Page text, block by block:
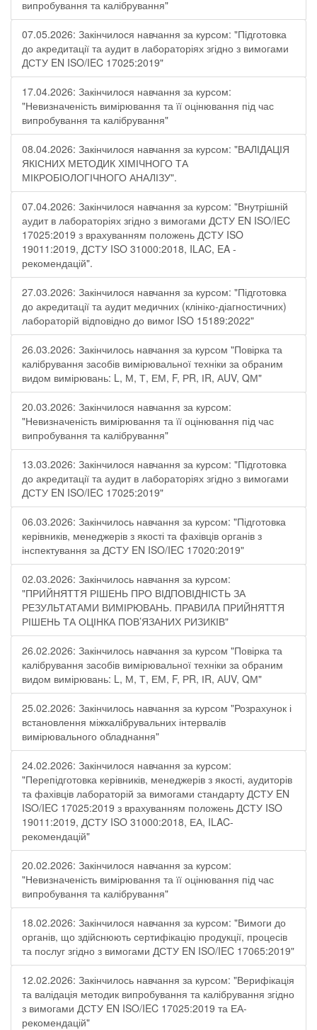
випробування та калібрування"
07.05.2026: Закінчилося навчання за курсом: "Підготовка
до акредитації та аудит в лабораторіях згідно з вимогами
ДСТУ EN ISO/IEC 17025:2019"
17.04.2026: Закінчилося навчання за курсом:
"Невизначеність вимірювання та її оцінювання під час
випробування та калібрування"
08.04.2026: Закінчилося навчання за курсом: "ВАЛІДАЦІЯ
ЯКІСНИХ МЕТОДИК ХІМІЧНОГО ТА
МІКРОБІОЛОГІЧНОГО АНАЛІЗУ".
07.04.2026: Закінчилося навчання за курсом: "Внутрішній
аудит в лабораторіях згідно з вимогами ДСТУ EN ISO/IEC
17025:2019 з врахуванням положень ДСТУ ISO
19011:2019, ДСТУ ISO 31000:2018, ILAC, EA -
рекомендацій".
27.03.2026: Закінчилося навчання за курсом: "Підготовка
до акредитації та аудит медичних (клініко-діагностичних)
лабораторій відповідно до вимог ISO 15189:2022"
26.03.2026: Закінчилось навчання за курсом "Повірка та
калібрування засобів вимірювальної техніки за обраним
видом вимірювань: L, М, Т, ЕМ, F, РR, ІR, АUV, QМ"
20.03.2026: Закінчилося навчання за курсом:
"Невизначеність вимірювання та її оцінювання під час
випробування та калібрування"
13.03.2026: Закінчилося навчання за курсом: "Підготовка
до акредитації та аудит в лабораторіях згідно з вимогами
ДСТУ EN ISO/IEC 17025:2019"
06.03.2026: Закінчилось навчання за курсом: "Підготовка
керівників, менеджерів з якості та фахівців органів з
інспектування за ДСТУ EN ISO/IEC 17020:2019"
02.03.2026: Закінчилось навчання за курсом:
"ПРИЙНЯТТЯ РІШЕНЬ ПРО ВІДПОВІДНІСТЬ ЗА
РЕЗУЛЬТАТАМИ ВИМІРЮВАНЬ. ПРАВИЛА ПРИЙНЯТТЯ
РІШЕНЬ ТА ОЦІНКА ПОВ’ЯЗАНИХ РИЗИКІВ"
26.02.2026: Закінчилось навчання за курсом "Повірка та
калібрування засобів вимірювальної техніки за обраним
видом вимірювань: L, М, Т, ЕМ, F, РR, ІR, АUV, QМ"
25.02.2026: Закінчилось навчання за курсом "Розрахунок і
встановлення міжкалібрувальних інтервалів
вимірювального обладнання"
24.02.2026: Закінчилося навчання за курсом:
"Перепідготовка керівників, менеджерів з якості, аудиторів
та фахівців лабораторій за вимогами стандарту ДСТУ EN
ISO/IEC 17025:2019 з врахуванням положень ДСТУ ISO
19011:2019, ДСТУ ISO 31000:2018, ЕА, ILAC-
рекомендацій"
20.02.2026: Закінчилося навчання за курсом:
"Невизначеність вимірювання та її оцінювання під час
випробування та калібрування"
18.02.2026: Закінчилося навчання за курсом: "Вимоги до
органів, що здійснюють сертифікацію продукції, процесів
та послуг згідно з вимогами ДСТУ EN ISO/IEC 17065:2019"
12.02.2026: Закінчилось навчання за курсом: "Верифікація
та валідація методик випробування та калібрування згідно
з вимогами ДСТУ EN ISO/IEC 17025:2019 та ЕА-
рекомендацій"